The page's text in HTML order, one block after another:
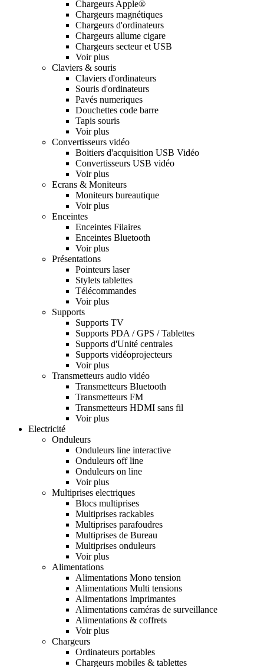
Chargeurs Apple®
Chargeurs magnétiques
Chargeurs d'ordinateurs
Chargeurs allume cigare
Chargeurs secteur et USB
Voir plus
Claviers & souris
Claviers d'ordinateurs
Souris d'ordinateurs
Pavés numeriques
Douchettes code barre
Tapis souris
Voir plus
Convertisseurs vidéo
Boitiers d'acquisition USB Vidéo
Convertisseurs USB vidéo
Voir plus
Ecrans & Moniteurs
Moniteurs bureautique
Voir plus
Enceintes
Enceintes Filaires
Enceintes Bluetooth
Voir plus
Présentations
Pointeurs laser
Stylets tablettes
Télécommandes
Voir plus
Supports
Supports TV
Supports PDA / GPS / Tablettes
Supports d'Unité centrales
Supports vidéoprojecteurs
Voir plus
Transmetteurs audio vidéo
Transmetteurs Bluetooth
Transmetteurs FM
Transmetteurs HDMI sans fil
Voir plus
Electricité
Onduleurs
Onduleurs line interactive
Onduleurs off line
Onduleurs on line
Voir plus
Multiprises electriques
Blocs multiprises
Multiprises rackables
Multiprises parafoudres
Multiprises de Bureau
Multiprises onduleurs
Voir plus
Alimentations
Alimentations Mono tension
Alimentations Multi tensions
Alimentations Imprimantes
Alimentations caméras de surveillance
Alimentations & coffrets
Voir plus
Chargeurs
Ordinateurs portables
Chargeurs mobiles & tablettes